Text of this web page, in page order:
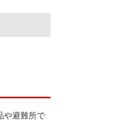
や避難所で